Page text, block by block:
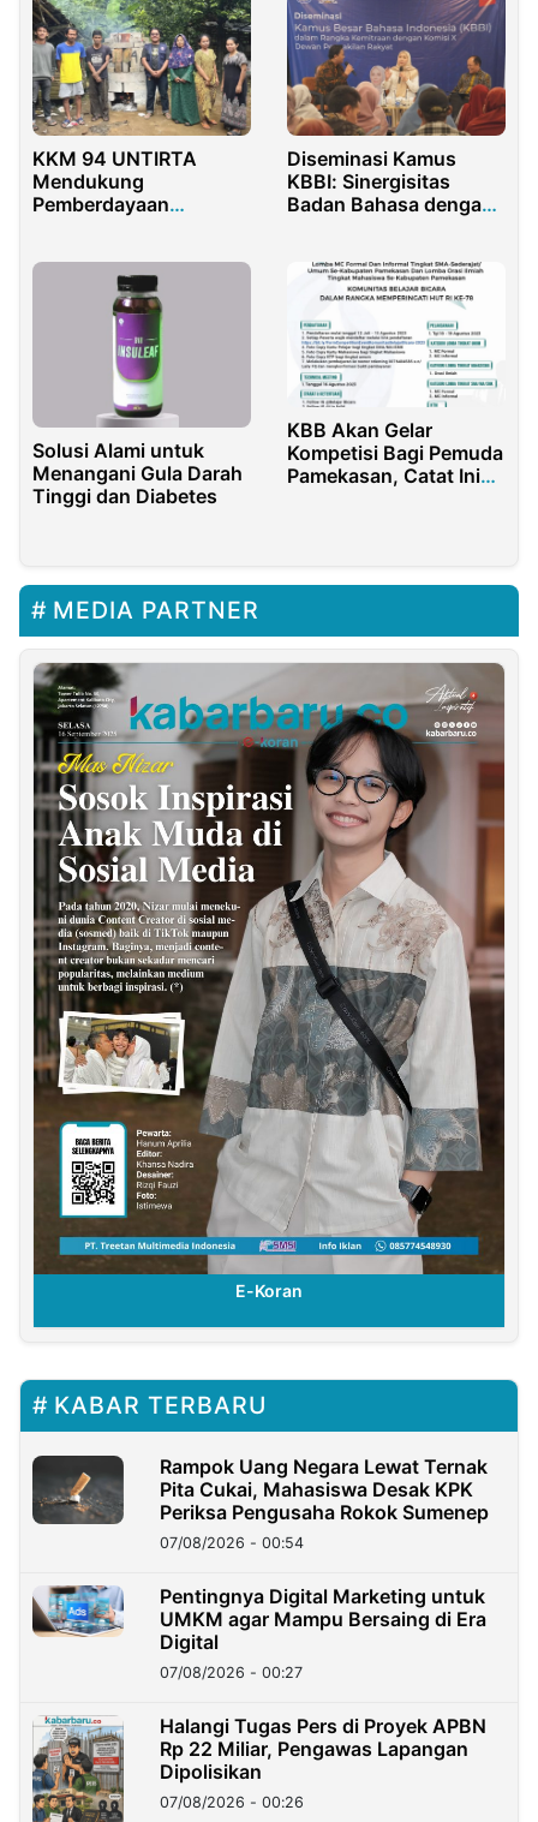
KKM 94 UNTIRTA
Mendukung
Pemberdayaan
Diseminasi Kamus
KBBI: Sinergisitas
Badan Bahasa dengan
Solusi Alami untuk
Menangani Gula Darah
Tinggi dan Diabetes
KBB Akan Gelar
Kompetisi Bagi Pemuda
Pamekasan, Catat Ini
MEDIA PARTNER
E-Koran
KABAR TERBARU
Rampok Uang Negara Lewat Ternak
Pita Cukai, Mahasiswa Desak KPK
Periksa Pengusaha Rokok Sumenep
07/08/2026 - 00:54
Pentingnya Digital Marketing untuk
UMKM agar Mampu Bersaing di Era
Digital
07/08/2026 - 00:27
Halangi Tugas Pers di Proyek APBN
Rp 22 Miliar, Pengawas Lapangan
Dipolisikan
07/08/2026 - 00:26